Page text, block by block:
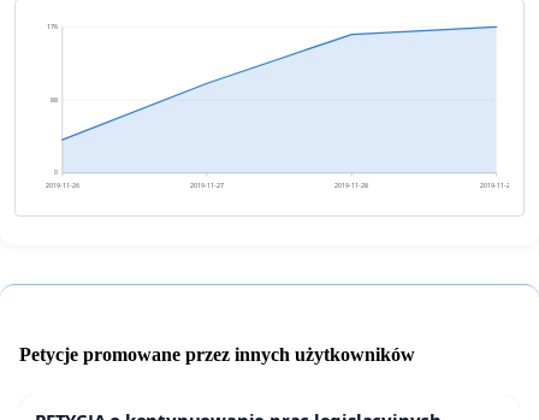
0
88
176
2019-11-26 2019-11-27 2019-11-28 2019-11-29
Petycje promowane przez innych użytkowników